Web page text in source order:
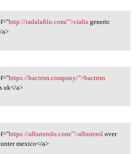
tadalafilu
http://tadalafilu.com/">cialisgeneric
a>
bactrim
https://bactrim.company/">bactrim
uk</a>
albuterolo
https://albuterolo.com/">albuterol over
mexico</a>